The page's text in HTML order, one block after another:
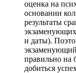
оценка на
основании
результаты
и даты).
правильно на
добиться